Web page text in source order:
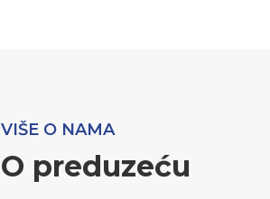
VIŠE O NAMA
O preduzeću